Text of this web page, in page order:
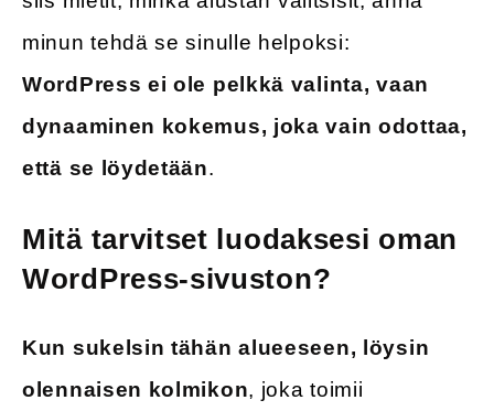
minun tehdä se sinulle helpoksi:
WordPress ei ole pelkkä valinta, vaan
dynaaminen kokemus, joka vain odottaa,
että se löydetään.
Mitä tarvitset luodaksesi oman
WordPress-sivuston?
Kun sukelsin tähän alueeseen, löysin
olennaisen kolmikon, joka toimii